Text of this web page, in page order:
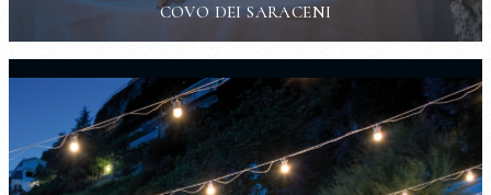
COVO DEI SARACENI